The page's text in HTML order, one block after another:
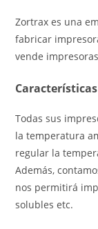
Zortrax es una
fabricar
vende
Todas sus
la temperatura
regular la
Además,
nos permitirá
solubles etc.